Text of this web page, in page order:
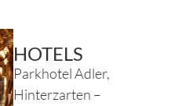
HOTELS
Parkhotel Adler,
Hinterzarten –